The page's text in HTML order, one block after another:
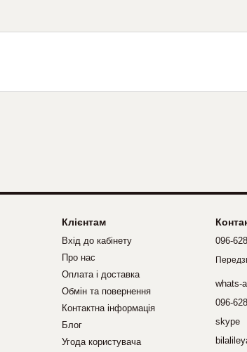
Клієнтам
Вхід до кабінету
Про нас
Оплата і доставка
Обмін та повернення
Контактна інформація
Блог
Угода користувача
096-
whats-
096-
skype